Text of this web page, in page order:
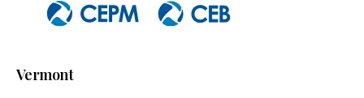
Vermont